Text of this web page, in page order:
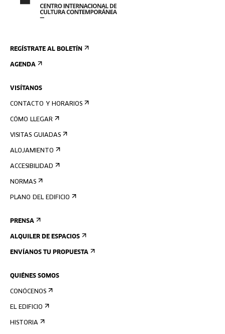
REGÍSTRATE AL BOLETÍN
AGENDA
VISÍTANOS
CONTACTO Y HORARIOS
CÓMO LLEGAR
VISITAS GUIADAS
ALOJAMIENTO
ACCESIBILIDAD
NORMAS
PLANO DEL EDIFICIO
PRENSA
ALQUILER DE ESPACIOS
ENVÍANOS TU PROPUESTA
QUIÉNES SOMOS
CONÓCENOS
EL EDIFICIO
HISTORIA